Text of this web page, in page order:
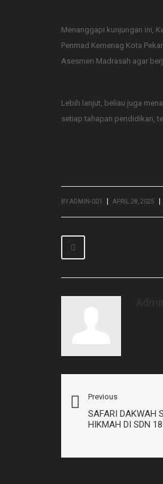
Menanggapi kunjungan ini,
Penmad Kemenag Kota
Asesmen Madrasah agar
Lebih lanjut, beliau juga
setiap tahapan pendidikan,
BY ADMIN-001 | APRIL 28, 2025 |
Previous
SAFARI DAKWAH
HIKMAH DI SDN